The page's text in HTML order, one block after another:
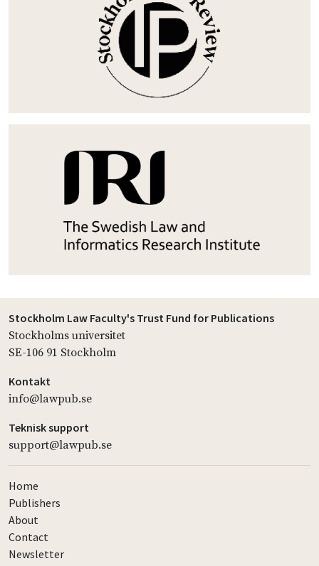
Stockholm Law Faculty's Trust Fund for Publications
Stockholms universitet
SE-106 91 Stockholm
Kontakt
info@lawpub.se
Teknisk support
support@lawpub.se
Home
Publishers
About
Contact
Newsletter